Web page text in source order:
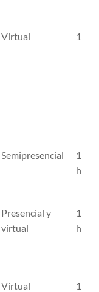
Virtual 10
Semipresencial
159
horas
Presencial y
virtual
100
horas
Virtual 16